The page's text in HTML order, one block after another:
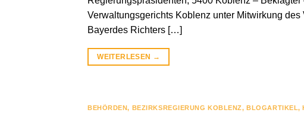
Verwaltungsgerichts Koblenz unter Mitwirkung
Bayerdes Richters […]
WEITERLESEN →
BEHÖRDEN, BEZIRKSREGIERUNG KOBLENZ,BLOGARTIKEL,